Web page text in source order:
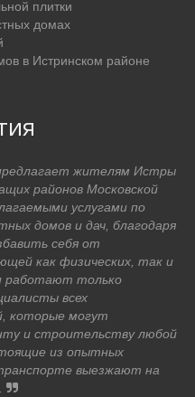
плитки
домах
в Истринском районе
жителям Истры
районов Московской
услугами по
домов и дач, благодаря
себя от
как физических, так и
работают только
всех
которые могут
и строительству любой
из опытных
выезжают на